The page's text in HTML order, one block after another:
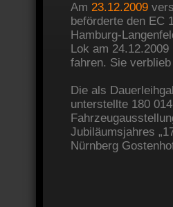
Am 23.12.2009
beförderte den EC
Hamburg-
Lok am
fahren. Sie
Die als
unterstellte 180
Jubiläumsjahres
Nürnberg